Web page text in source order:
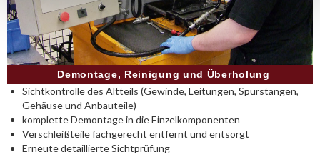
Demontage, Reinigung und Überholung
Sichtkontrolle des Altteils (Gewinde, Leitungen, Spurstangen,
Gehäuse und Anbauteile)
komplette Demontage in die Einzelkomponenten
Verschleißteile fachgerecht entfernt und entsorgt
Erneute detaillierte Sichtprüfung